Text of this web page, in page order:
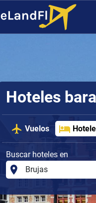
Hoteles
Vuelos
Buscar hoteles en